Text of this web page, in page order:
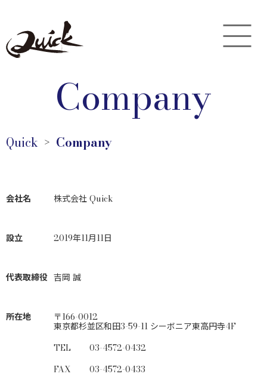
Company
Quick ＞ Company
会社名 株式会社 Quick
設立 2019年11月11日
代表取締役 吉岡 誠
所在地 〒166-0012
東京都杉並区和田3-59-11 シーボニア東高円寺4F
TEL
03-4572-0432
FAX
03-4572-0433